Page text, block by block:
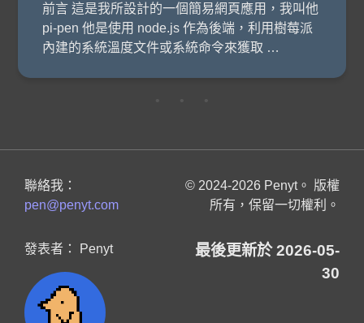
前言 這是我所設計的一個簡易網頁應用，我叫他
pi-pen 他是使用 node.js 作為後端，利用樹莓派
內建的系統溫度文件或系統命令來獲取 …
聯絡我：
pen@penyt.com
發表者： Penyt
© 2024-2026 Penyt。 版權
所有，保留一切權利。
最後更新於 2026-05-
30